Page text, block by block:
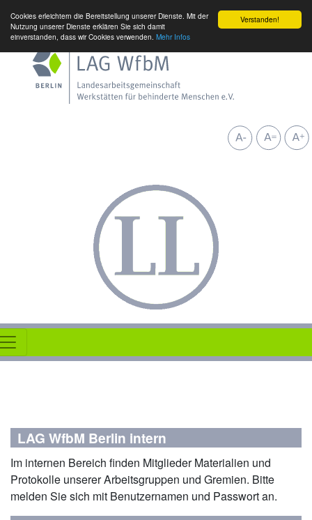
Verstanden!
Cookies erleichtern die Bereitstellung unserer Dienste. Mit der
Nutzung unserer Dienste erklären Sie sich damit
einverstanden, dass wir Cookies verwenden. Mehr Infos
LAG WfbM Berlin intern
Im internen Bereich finden Mitglieder Materialien und
Protokolle unserer Arbeitsgruppen und Gremien. Bitte
melden Sie sich mit Benutzernamen und Passwort an.